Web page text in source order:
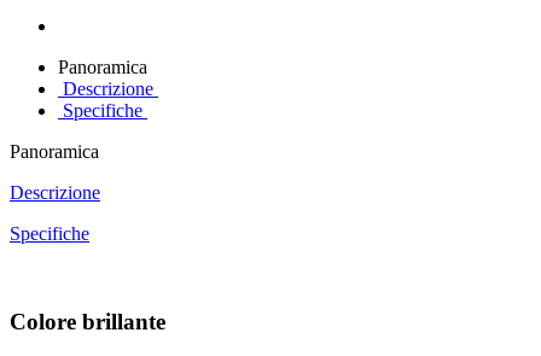
Panoramica
Descrizione
Specifiche
Panoramica
Descrizione
Specifiche
Colore brillante